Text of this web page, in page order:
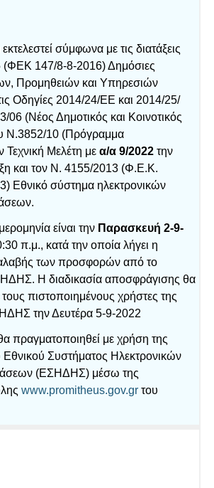
σύμφωνα με τις διατάξεις
(ΦΕΚ 147/8-8-2016) Δημόσιες
Προμηθειών και Υπηρεσιών
Οδηγίες 2014/24/ΕΕ και 2014/25/
(Νέος Δημοτικός και Κοινοτικός
Ν.3852/10 (Πρόγραμμα
Τεχνική Μελέτη μεα/α 9/2022 την
και τον Ν. 4155/2013 (Φ.Ε.Κ.
Εθνικό σύστημα ηλεκτρονικών
είναι την Παρασκευή 2-9-
π.μ., κατά την οποία λήγει η
των προσφορών από το
Η διαδικασία αποσφράγισης θα
πιστοποιημένους χρήστες της
την Δευτέρα 5-9-2022
πραγματοποιηθεί με χρήση της
Συστήματος Ηλεκτρονικών
(ΕΣΗΔΗΣ) μέσω της
www.promitheus.gov.gr του